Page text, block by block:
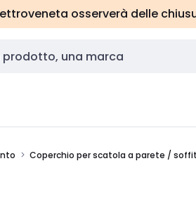
osserverà delle
Coperchio per scatola a parete /